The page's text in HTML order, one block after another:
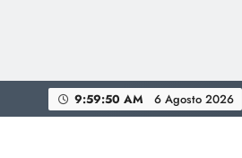
to
9:59:51 AM 6 Agosto 2026